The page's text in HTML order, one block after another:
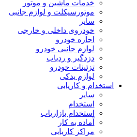
خدمات ماشین و موتور
موتورسیکلت و لوازم جانبی
سایر
خودروی داخلی و خارجی
اجاره خودرو
لوازم جانبی خودرو
دزدگیر و ردیاب
تزئینات خودرو
لوازم یدکی
استخدام و کاریابی
سایر
استخدام
استخدام بازاریاب
آماده به کار
مراکز کاریابی